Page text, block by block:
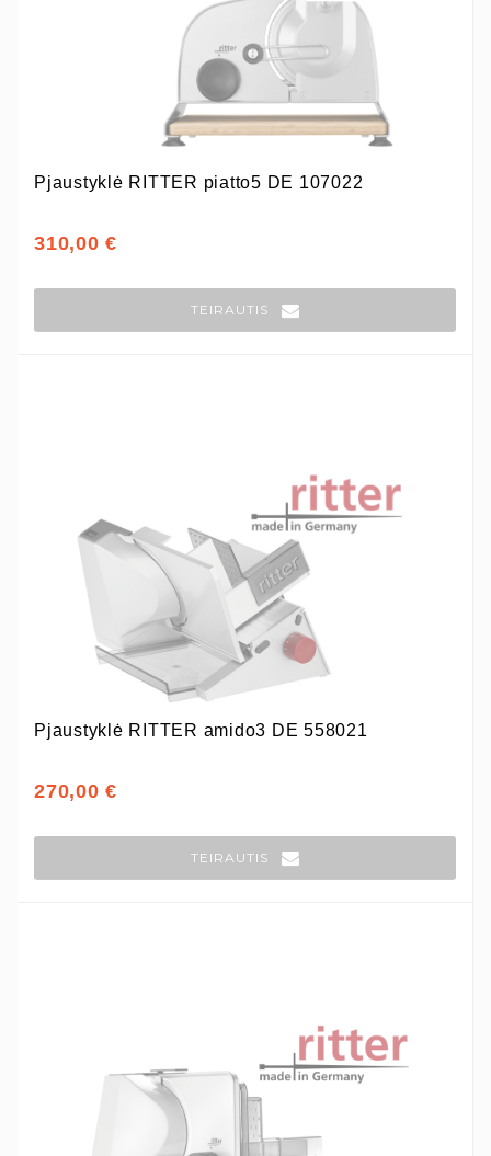
Pjaustyklė RITTER piatto5 DE 107022
310,00 €
TEIRAUTIS
Pjaustyklė RITTER amido3 DE 558021
270,00 €
TEIRAUTIS